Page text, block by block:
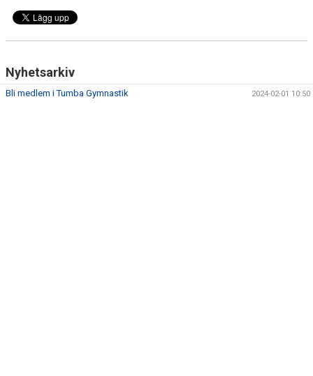
Nyhetsarkiv
Bli medlem i Tumba Gymnastik 2024-02-01 10:50